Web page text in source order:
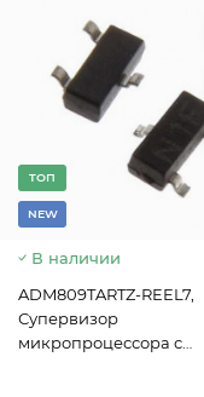
TОП
NEW
В наличии
ADM809TARTZ-REEL7,
Супервизор
микропроцессора с